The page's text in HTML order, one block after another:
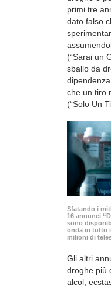
primi tre
dato falso
(“Sarai un
sballo da
che un tiro
(“Solo Un
Sfatando i
16 annunci
sono
onda in tutto
milioni di
Gli altri
droghe più
alcol,